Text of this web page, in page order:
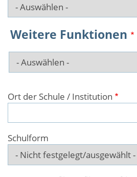
Weitere Funktionen
Weitere
Funktionen
Ort der Schule / Institution
Schulform